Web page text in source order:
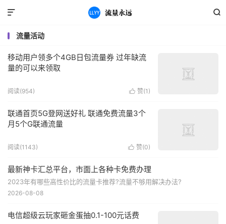


流量活动
移动用户领多个4GB日包流量券 过年缺流
量的可以来领取
 赞(1 )
阅读(954)
联通首页5G登网送好礼 联通免费流量3个
月5个G联通流量
 赞(0)
阅读(1143)
最新神卡汇总平台，市面上各种卡免费办理
2023年有哪些高性价比的流量卡推荐?流量不够用解决办法?
2026-08-08
电信超级云玩家砸金蛋抽0.1-100元话费